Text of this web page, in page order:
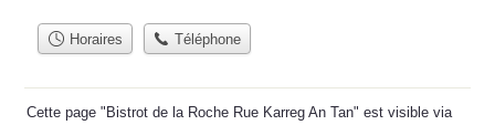
Horaires Téléphone
Cette page "Bistrot de la Roche Rue Karreg An Tan" est visible via